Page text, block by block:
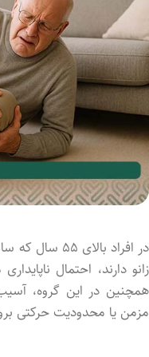
در افراد
زانو دارند، احتمال
همچنین در این گروه،
مزمن یا محدودیت حرکتی